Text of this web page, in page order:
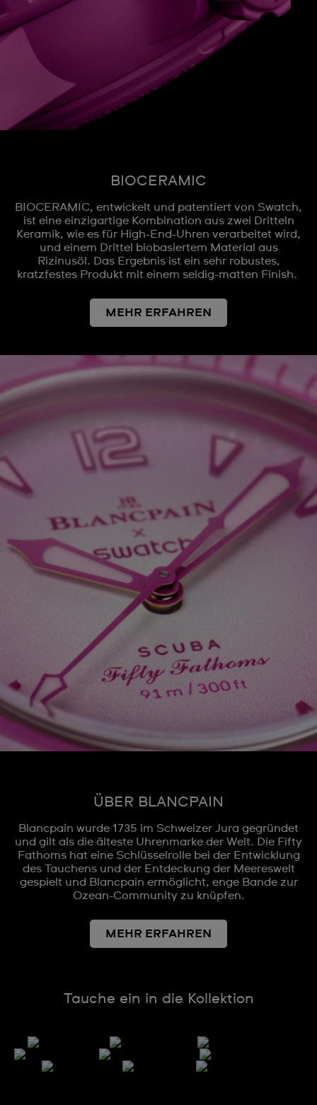
BIOCERAMIC
BIOCERAMIC, entwickelt und patentiert von Swatch,
ist eine einzigartige Kombination aus zwei Dritteln
Keramik, wie es für High-End-Uhren verarbeitet wird,
und einem Drittel biobasiertem Material aus
Rizinusöl. Das Ergebnis ist ein sehr robustes,
kratzfestes Produkt mit einem seidig-matten Finish.
MEHR ERFAHREN
ÜBER BLANCPAIN
Blancpain wurde 1735 im Schweizer Jura gegründet
und gilt als die älteste Uhrenmarke der Welt. Die Fifty
Fathoms hat eine Schlüsselrolle bei der Entwicklung
des Tauchens und der Entdeckung der Meereswelt
gespielt und Blancpain ermöglicht, enge Bande zur
Ozean-Community zu knüpfen.
MEHR ERFAHREN
Tauche ein in die Kollektion